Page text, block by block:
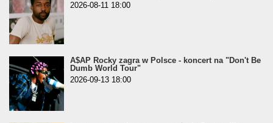
2026-08-11 18:00
A$AP Rocky zagra w Polsce - koncert na "Don't Be
Dumb World Tour"
2026-09-13 18:00